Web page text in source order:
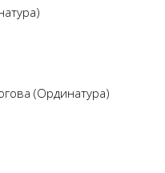
(Ординатура)